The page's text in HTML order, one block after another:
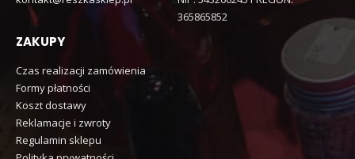
365865852
ZAKUPY
Czas realizacji zamówienia
Formy płatności
Koszt dostawy
Reklamacje i zwroty
Regulamin sklepu